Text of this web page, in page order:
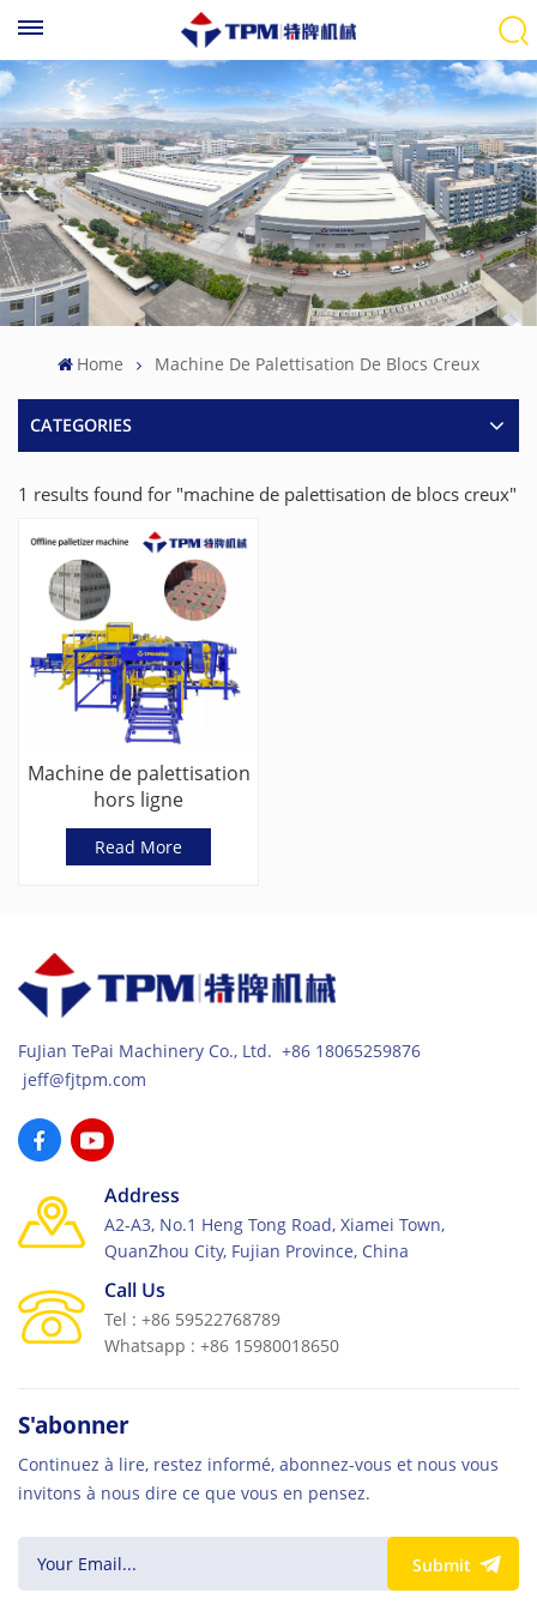
Home Machine De Palettisation De Blocs Creux
CATEGORIES
1 results found for "machine de palettisation de blocs creux"
Machine de palettisation
hors ligne
servocommandée pour
blocs de béton
Read More
FuJian TePai Machinery Co., Ltd. +86 18065259876
jeff@fjtpm.com
Address
A2-A3, No.1 Heng Tong Road, Xiamei Town,
QuanZhou City, Fujian Province, China
Call Us
Tel : +86 59522768789
Whatsapp : +86 15980018650
S'abonner
Continuez à lire, restez informé, abonnez-vous et nous vous
invitons à nous dire ce que vous en pensez.
Submit